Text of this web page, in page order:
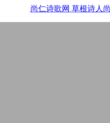
尚仁诗歌网 草根诗人